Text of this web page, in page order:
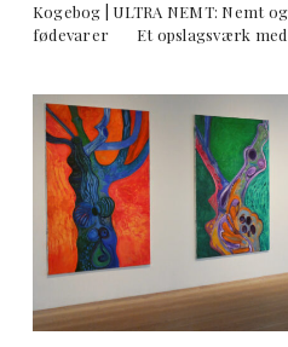
Kogebog | ULTRA NEMT: Nemt
fødevarer Et opslagsværk